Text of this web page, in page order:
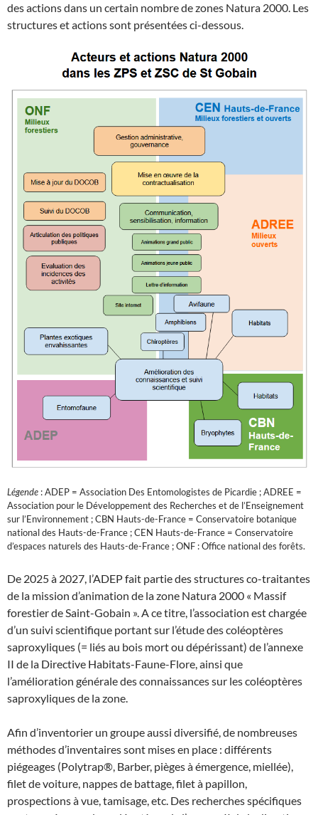
des actions dans un certain nombre de zones Natura 2000. Les
structures et actions sont présentées ci-dessous.
Légende : ADEP = Association Des Entomologistes de Picardie ; ADREE =
Association pour le Développement des Recherches et de l’Enseignement
sur l’Environnement ; CBN Hauts-de-France = Conservatoire botanique
national des Hauts-de-France ; CEN Hauts-de-France = Conservatoire
d’espaces naturels des Hauts-de-France ; ONF : Office national des forêts.
De 2025 à 2027, l’ADEP fait partie des structures co-traitantes
de la mission d’animation de la zone Natura 2000 « Massif
forestier de Saint-Gobain ». A ce titre, l’association est chargée
d’un suivi scientifique portant sur l’étude des coléoptères
saproxyliques (= liés au bois mort ou dépérissant) de l’annexe
II de la Directive Habitats-Faune-Flore, ainsi que
l’amélioration générale des connaissances sur les coléoptères
saproxyliques de la zone.
Afin d’inventorier un groupe aussi diversifié, de nombreuses
méthodes d’inventaires sont mises en place : différents
piégeages (Polytrap®, Barber, pièges à émergence, miellée),
filet de voiture, nappes de battage, filet à papillon,
prospections à vue, tamisage, etc. Des recherches spécifiques